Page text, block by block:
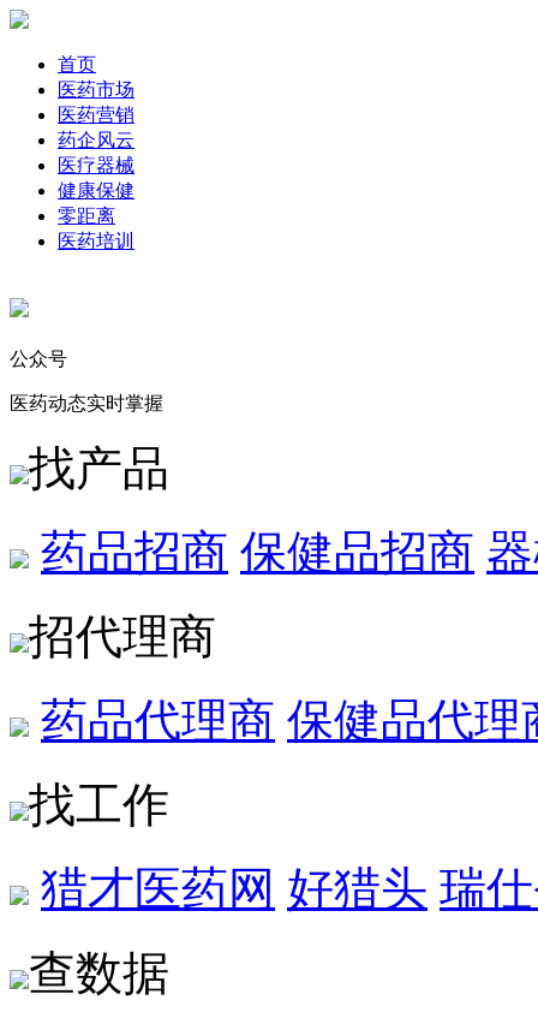
首页
医药市场
医药营销
药企风云
医疗器械
健康保健
零距离
医药培训
公众号
医药动态实时掌握
找产品
药品招商 保健品招商
招代理商
药品代理商 保健品代理
找工作
猎才医药网 好猎头 瑞
查数据